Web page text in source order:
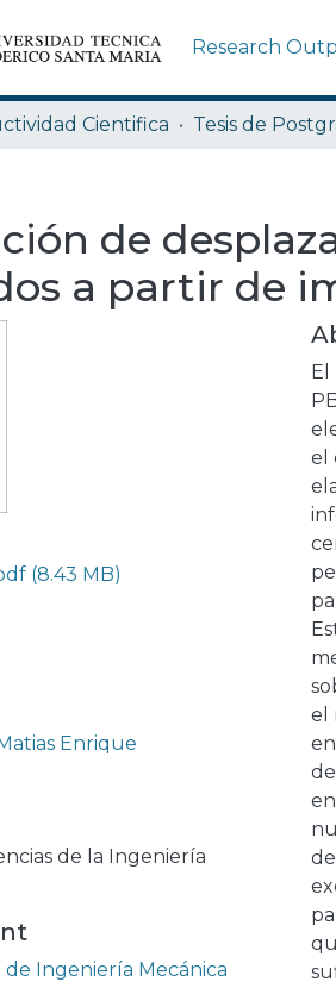
Research
Cientifica Tesis de
de
a partir de
(8.43 MB)
Enrique
de la Ingeniería
Ingeniería Mecánica
El
el
el